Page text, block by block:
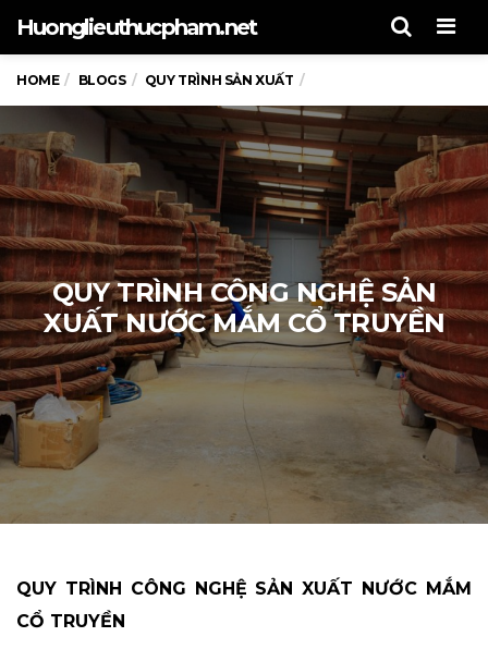
Huonglieuthucpham.net
HOME BLOGS QUY TRÌNH SẢN XUẤT
QUY TRÌNH CÔNG NGHỆ SẢN
XUẤT NƯỚC MẮM CỔ TRUYỀN
QUY TRÌNH CÔNG NGHỆ SẢN XUẤT NƯỚC MẮM
CỔ TRUYỀN